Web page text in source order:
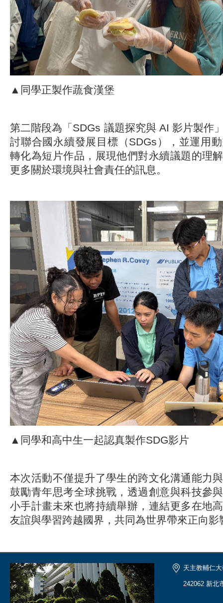
▲同學正製作蔬食漢堡
第二階段為「SDGs 議題探究與 AI 影片製作
討聯合國永續發展目標（SDGs），並運用
轉化為短片作品，展現他們對永續議題的理
更多關於環境與社會責任的訊息。
▲同學和高中生一起認真製作SDG影片
本次活動不僅提升了學生的跨文化溝通能力
鼓勵青年思考全球挑戰，透過創意與科技參
小手計畫未來也將持續舉辦，連結更多在地
友誼與學習跨越國界，共同為世界帶來正向影
天主教輔仁
242062 新北